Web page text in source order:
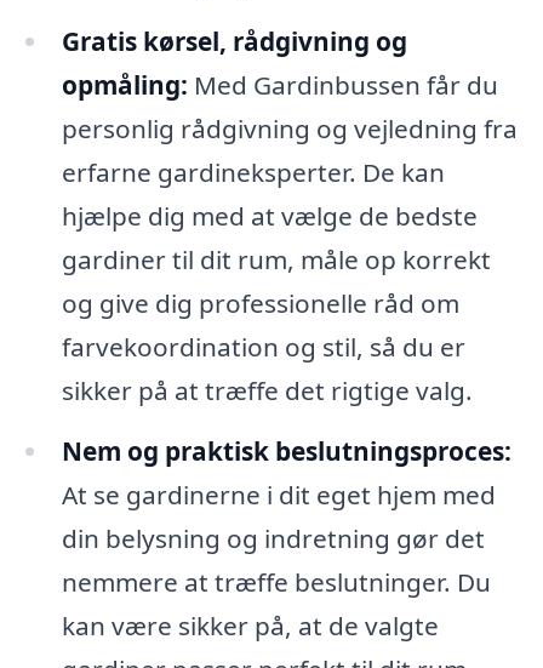
Gratis kørsel, rådgivning og
opmåling: Med Gardinbussen får du
personlig rådgivning og vejledning fra
erfarne gardineksperter. De kan
hjælpe dig med at vælge de bedste
gardiner til dit rum, måle op korrekt
og give dig professionelle råd om
farvekoordination og stil, så du er
sikker på at træffe det rigtige valg.
Nem og praktisk beslutningsproces:
At se gardinerne i dit eget hjem med
din belysning og indretning gør det
nemmere at træffe beslutninger. Du
kan være sikker på, at de valgte